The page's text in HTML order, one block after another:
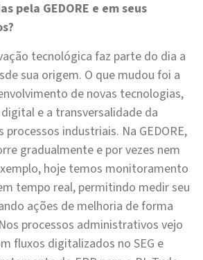
pela GEDORE e em seus
tecnológica faz parte do dia a
sua origem. O que mudou foi a
de novas tecnologias,
e a transversalidade da
processos industriais. Na GEDORE,
gradualmente e por vezes nem
hoje temos monitoramento
tempo real, permitindo medir seu
ações de melhoria de forma
processos administrativos vejo
fluxos digitalizados no SEG e